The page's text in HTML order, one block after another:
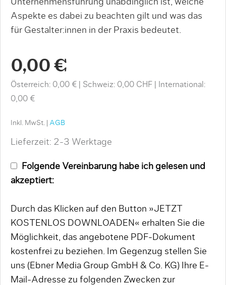
Unternehmensführung unabdinglich ist, welche
Aspekte es dabei zu beachten gilt und was das
für Gestalter:innen in der Praxis bedeutet.
0,00 €
Österreich: 0,00 € Schweiz: 0,00 CHF
International:
0,00 €
Inkl. MwSt. | AGB
Lieferzeit: 2-3 Werktage
Folgende Vereinbarung habe ich gelesen und
akzeptiert:
Durch das Klicken auf den Button »JETZT
KOSTENLOS DOWNLOADEN« erhalten Sie die
Möglichkeit, das angebotene PDF-Dokument
kostenfrei zu beziehen. Im Gegenzug stellen Sie
uns (Ebner Media Group GmbH & Co. KG) Ihre E-
Mail-Adresse zu folgenden Zwecken zur